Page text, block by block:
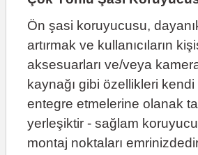
Ön şasi koruyucusu,
artırmak ve kullanıcıların
aksesuarları ve/veya
kaynağı gibi özellikleri
entegre etmelerine olanak
yerleşiktir - sağlam
montaj noktaları